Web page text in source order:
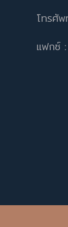
โทรศั
แฟกซ์